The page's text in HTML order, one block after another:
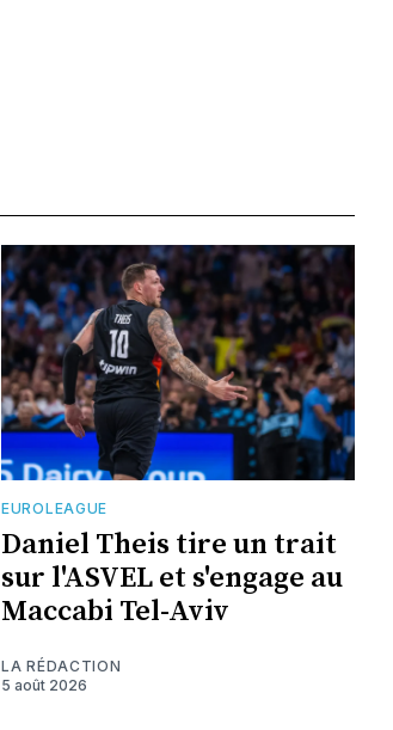
EUROLEAGUE
Daniel Theis tire un trait
sur l'ASVEL et s'engage au
Maccabi Tel-Aviv
LA RÉDACTION
5 août 2026